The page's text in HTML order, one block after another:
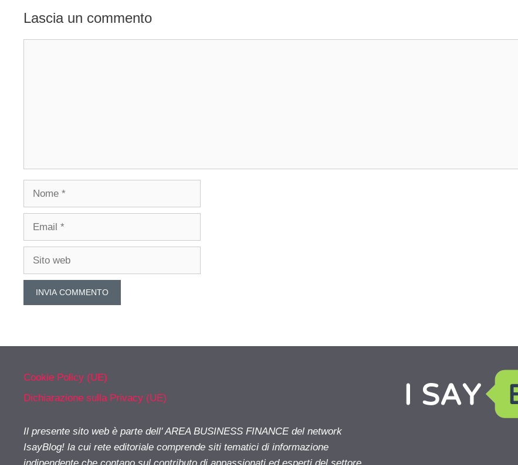
Lascia un commento
Cookie Policy (UE)
Dichiarazione sulla Privacy (UE)
Il presente sito web è parte dell' AREA BUSINESS FINANCE del network
IsayBlog! la cui rete editoriale comprende siti tematici di informazione